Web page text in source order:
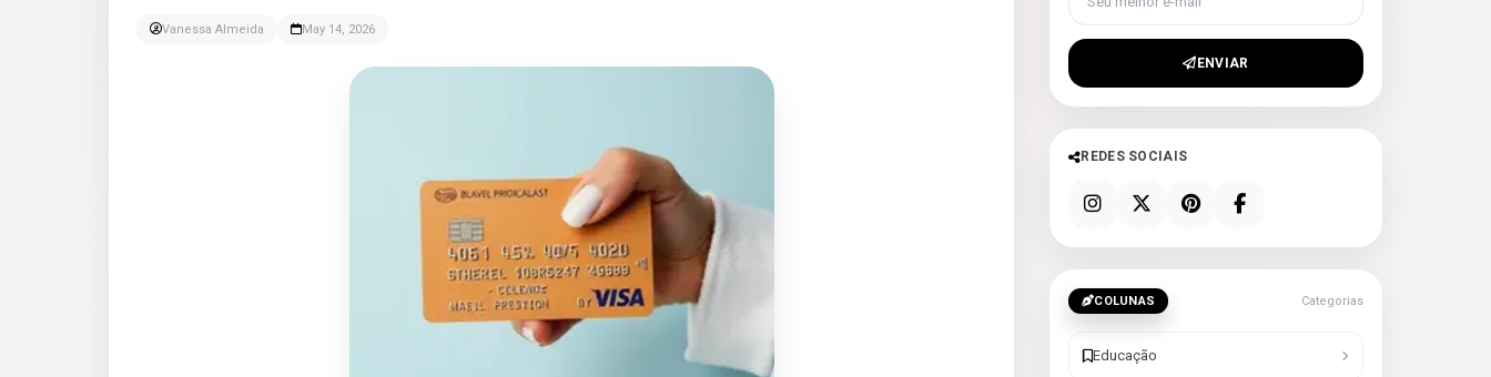
Vanessa Almeida May 14, 2026
ENVIAR
REDES SOCIAIS
COLUNAS Categorias
Educação